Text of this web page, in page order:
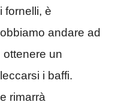
fornelli, è
andare ad
un
i baffi.
rimarrà